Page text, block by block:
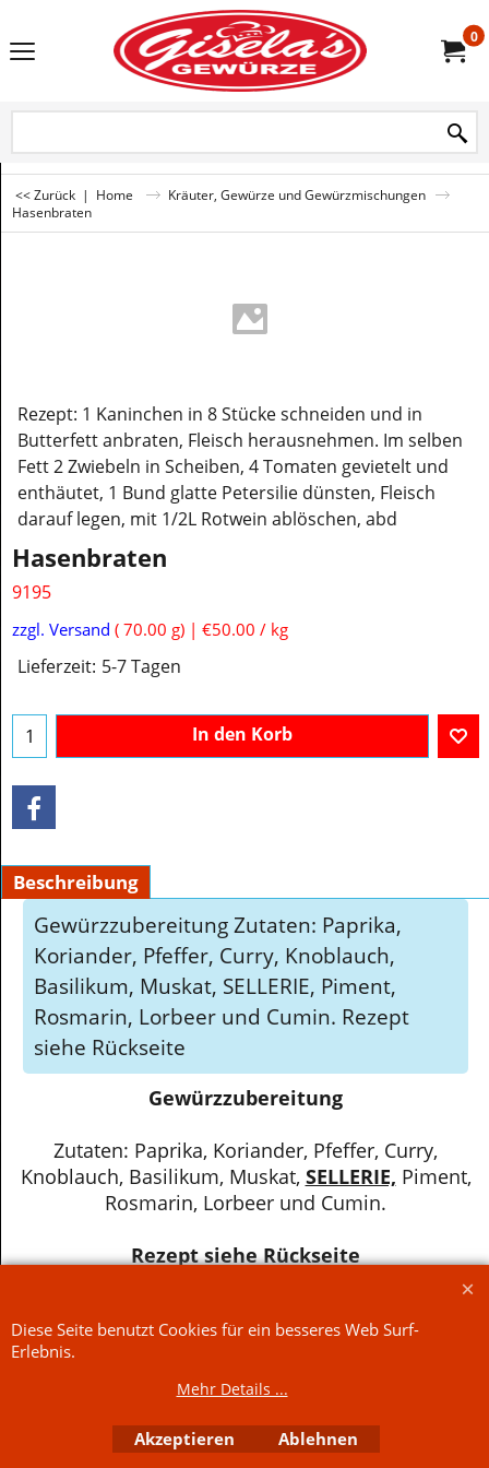
0
<< Zurück | Home
Kräuter, Gewürze und Gewürzmischungen
Hasenbraten
Rezept: 1 Kaninchen in 8 Stücke schneiden und in
Butterfett anbraten, Fleisch herausnehmen. Im selben
Fett 2 Zwiebeln in Scheiben, 4 Tomaten gevietelt und
enthäutet, 1 Bund glatte Petersilie dünsten, Fleisch
darauf legen, mit 1/2L Rotwein ablöschen, abd
Hasenbraten
9195
zzgl. Versand 70.00 g €50.00 / kg
Lieferzeit: 5-7 Tagen
In den Korb
Beschreibung
Gewürzzubereitung Zutaten: Paprika,
Koriander, Pfeffer, Curry, Knoblauch,
Basilikum, Muskat, SELLERIE, Piment,
Rosmarin, Lorbeer und Cumin. Rezept
siehe Rückseite
Gewürzzubereitung
Zutaten: Paprika, Koriander, Pfeffer, Curry,
Knoblauch, Basilikum, Muskat, SELLERIE, Piment,
Rosmarin, Lorbeer und Cumin.
Rezept siehe Rückseite
WebShop erstellt mit
ShopFactory Shop
Diese Seite benutzt Cookies für ein besseres Web Surf-
Erlebnis.
Mehr Details ...
Akzeptieren Ablehnen